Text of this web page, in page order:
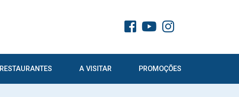
RESTAURANTES A VISITAR PROMOÇÕES